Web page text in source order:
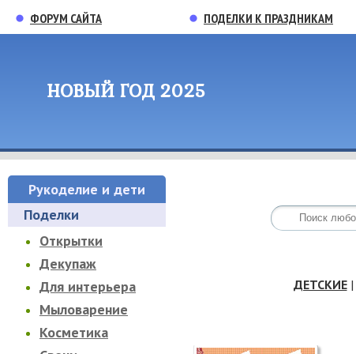
ФОРУМ САЙТА ПОДЕЛКИ К ПРАЗДНИКАМ
НОВЫЙ ГОД 2025
Рукоделие и дети
Поделки
Открытки
Декупаж
Для интерьера
Мыловарение
Косметика
ДЕТСКИЕ|